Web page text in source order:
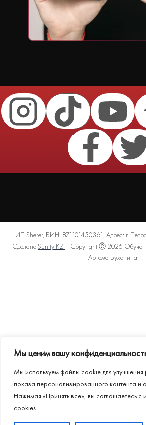
Мы ценим вашу
Мы используем файлы cookie для
показа персонализированного контента и
Нажимая «Принять все», вы соглашаетесь с
cookies.
ИП Sherer, БИН: 871101450361, Адрес: г.
Сделано Sunity KZ | Copyright Ⓒ 2026
Артёма Бухонина